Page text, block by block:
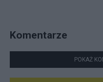
Komentarze
POKAŻ